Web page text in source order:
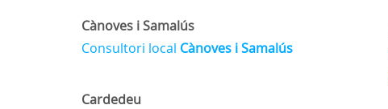
Cànoves i Samalús
Consultori local Cànoves i Samalús
Cardedeu